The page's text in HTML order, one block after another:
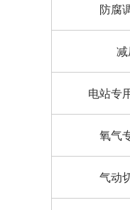
防腐
电站专
氧气
气动